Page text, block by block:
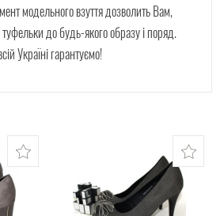
модельного взуття дозволить Вам,
до будь-якого образу і поряд.
Україні гарантуємо!